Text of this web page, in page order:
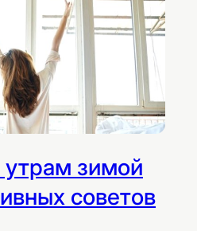
утрам зимой
советов